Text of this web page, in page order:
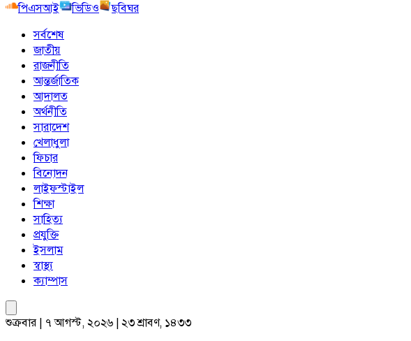
পিএসআই
ভিডিও
ছবিঘর
সর্বশেষ
জাতীয়
রাজনীতি
আন্তর্জাতিক
আদালত
অর্থনীতি
সারাদেশ
খেলাধুলা
ফিচার
বিনোদন
লাইফস্টাইল
শিক্ষা
সাহিত্য
প্রযুক্তি
ইসলাম
স্বাস্থ্য
ক্যাম্পাস
শুক্রবার | ৭ আগস্ট, ২০২৬ | ২৩ শ্রাবণ, ১৪৩৩